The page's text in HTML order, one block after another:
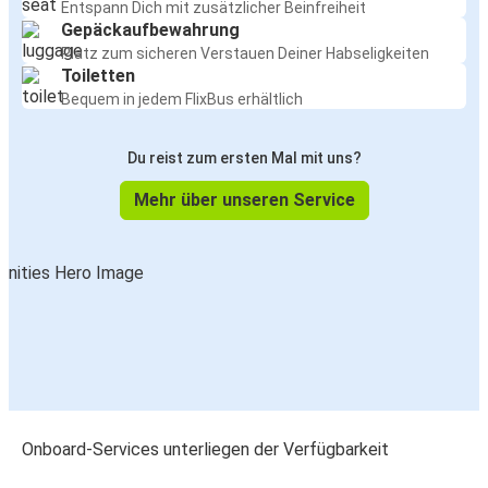
Entspann Dich mit zusätzlicher Beinfreiheit
Gepäckaufbewahrung
Platz zum sicheren Verstauen Deiner Habseligkeiten
Toiletten
Bequem in jedem FlixBus erhältlich
Du reist zum ersten Mal mit uns?
Mehr über unseren Service
Onboard-Services unterliegen der Verfügbarkeit